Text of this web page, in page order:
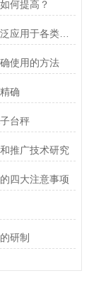
何提高？
不干胶电子秤是一种广泛应用于各类物品称重的计量设备
使用的方法
确
台秤
推广技术研究
四大注意事项
研制